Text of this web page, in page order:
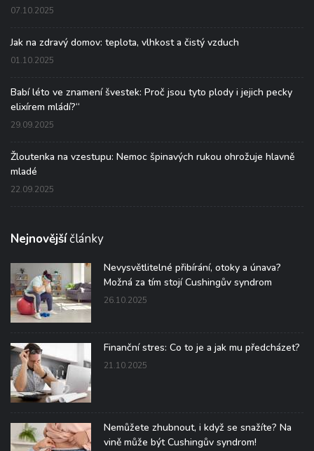
07.10.2025
Jak na zdravý domov: teplota, vlhkost a čistý vzduch
01.10.2025
Babí léto ve znamení švestek: Proč jsou tyto plody i jejich pecky
elixírem mládí?“
29.09.2025
Žloutenka na vzestupu: Nemoc špinavých rukou ohrožuje hlavně
mladé
22.09.2025
Nejnovějšíčlánky
Nevysvětlitelné přibírání, otoky a únava?
Možná za tím stojí Cushingův syndrom
26.10.2025
Finanční stres: Co to je a jak mu předcházet?
21.10.2025
Nemůžete zhubnout, i když se snažíte? Na
vině může být Cushingův syndrom!